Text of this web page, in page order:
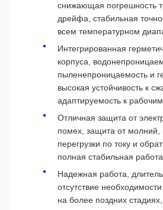
снижающая погрешность
дрейфа, стабильная
всем температурном
Интегрированная
корпуса,
пыленепроницаемость и
высокая устойчивость к
адаптируемость к
Отличная защита от
помех, защита от молний,
перегрузки по току и
полная стабильная работа.
Надежная работа,
отсутствие
на более поздних